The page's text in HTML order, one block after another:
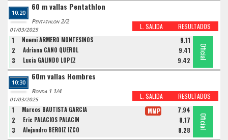
10:20
60 m vallas Pentathlon
Pentathlon 2/2
L. SALIDA RESULTADOS
01/03/2025
1 Noemi ARMERO MONTESINOS 9.11
Oficial
2 Adriana CANO QUEROL 9.41 Oficial
3 Lucia GALINDO LOPEZ 9.42
Oficial
10:30
60m vallas Hombres
Ronda 1 1/4
L. SALIDA RESULTADOS
01/03/2025
1 Marcos BAUTISTA GARCIA 7.94
MMP
Oficial
2 Eric PALACIOS PALACIN 8.17 Oficial
3 Alejandro BEROIZ IZCO 8.28
Oficial